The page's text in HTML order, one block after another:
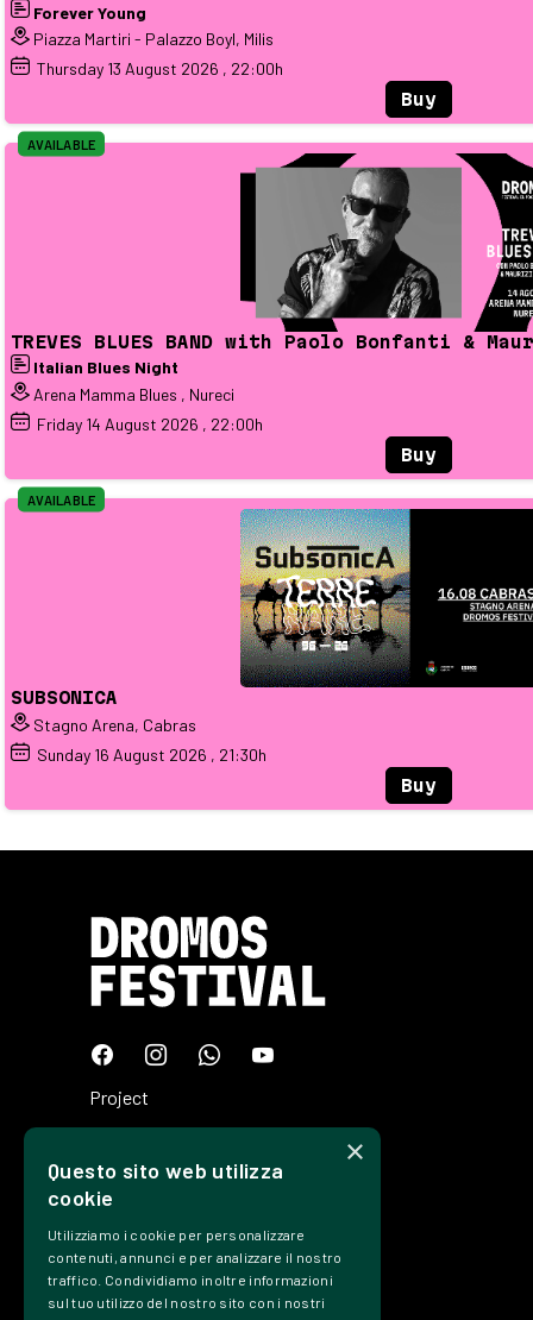
Forever Young
Piazza Martiri - Palazzo Boyl, Milis
Thursday 13 August 2026 , 22:00h
Buy
TREVES BLUES BAND with Paolo Bonfanti &
Italian Blues Night
Arena Mamma Blues , Nureci
Friday 14 August 2026 , 22:00h
AVAILABLE
Buy
SUBSONICA
Stagno Arena, Cabras
Sunday 16 August 2026 , 21:30h
AVAILABLE
Buy
Project
Tickets
Precedenti
Contacts
×
Questo sito web utilizza
cookie
Utilizziamo i cookie per personalizzare
contenuti, annunci e per analizzare il nostro
traffico. Condividiamo inoltre informazioni
sul tuo utilizzo del nostro sito con i nostri